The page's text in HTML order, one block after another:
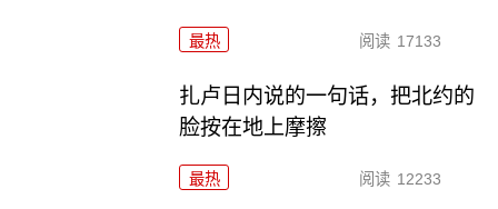
最热 阅读 17133
扎卢日内说的一句话，把北约的
脸按在地上摩擦
最热 阅读 12233